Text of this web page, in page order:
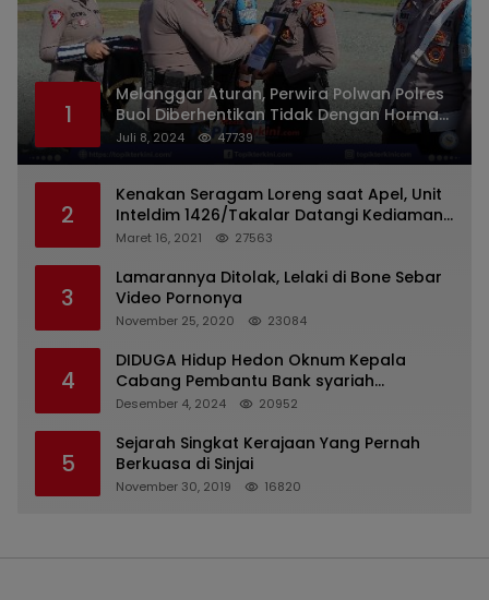
1
Melanggar Aturan, Perwira Polwan Polres
Buol Diberhentikan Tidak Dengan Hormat
Dari Dinas Kepolisian
Juli 8, 2024 47739
2
Kenakan Seragam Loreng saat Apel, Unit
Inteldim 1426/Takalar Datangi Kediaman
Kasatpol PP
Maret 16, 2021 27563
3
Lamarannya Ditolak, Lelaki di Bone Sebar
Video Pornonya
November 25, 2020 23084
4
DIDUGA Hidup Hedon Oknum Kepala
Cabang Pembantu Bank syariah
Indonesia Unit Hasan Basri di Banjarmasin
Milyaran Rupiah dan Bilyet Giro Tidak
Terdaftar, OJK Kalsel : Bertemu Tanggal 11
Desember 4, 2024 20952
5
Sejarah Singkat Kerajaan Yang Pernah
Berkuasa di Sinjai
November 30, 2019 16820